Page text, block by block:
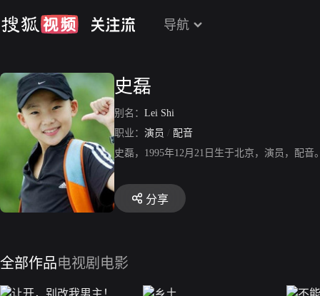
导航
史磊
别名： Lei Shi
职业： 演员 / 配音
史磊，1995年12月21日生于北京，演员，配
分享
全部作品电视剧 电影